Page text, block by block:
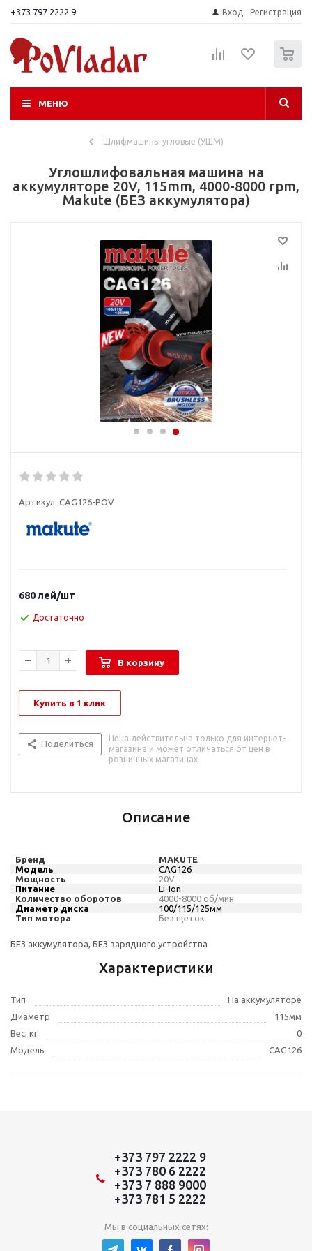
+373 797 2222 9 Вход Регистрация
МЕНЮ
Шлифмашины угловые (УШМ)
Углошлифовальная машина на
аккумуляторе 20V, 115mm, 4000-8000 rpm,
Makute (БЕЗ аккумулятора)
Артикул: CAG126-POV
680лей/шт
Достаточно
В корзину
Купить в 1 клик
Поделиться
Цена действительна только для интернет-
магазина и может отличаться от цен в
розничных магазинах
Описание
Бренд
MAKUTE
Модель
CAG126
Мощность
20V
Питание
Li-Ion
Количество оборотов
4000-8000 об/мин
Диаметр диска
100/115/125мм
Тип мотора
Без щеток
БЕЗ аккумулятора, БЕЗ зарядного устройства
Характеристики
Тип
На аккумуляторе
Диаметр
115мм
Вес, кг
0
Модель
CAG126
+373 797 2222 9
+373 780 6 2222
+373 7 888 9000
+373 781 5 2222
Мы в социальных сетях: